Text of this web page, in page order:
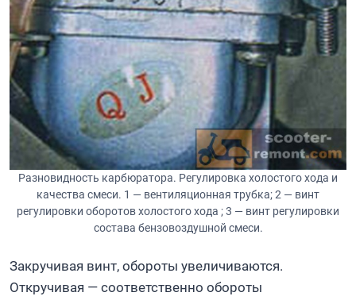
Разновидность карбюратора. Регулировка холостого хода и
качества смеси. 1 — вентиляционная трубка; 2 — винт
регулировки оборотов холостого хода ; 3 — винт регулировки
состава бензовоздушной смеси.
Закручивая винт, обороты увеличиваются.
Откручивая — соответственно обороты